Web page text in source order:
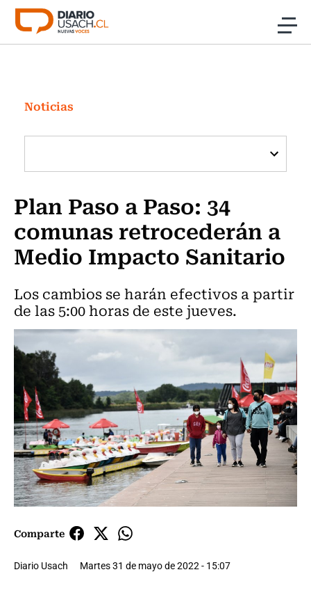
Click acá para ir directamente al contenido
Investigación
Cultura
Programas Radio y TV Usach
Noticias
Plan Paso a Paso: 34
comunas retrocederán a
Medio Impacto Sanitario
Los cambios se harán efectivos a partir
de las 5:00 horas de este jueves.
Comparte
Diario Usach Martes 31 de mayo de 2022 - 15:07